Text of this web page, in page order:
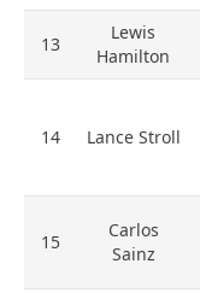
13
Lewis
Hamilton
14 Lance Stroll
15
Carlos
Sainz